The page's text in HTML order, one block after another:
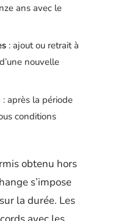
ans avec le
: ajout ou retrait à
nouvelle
: après la période
conditions
obtenu hors
s’impose
la durée. Les